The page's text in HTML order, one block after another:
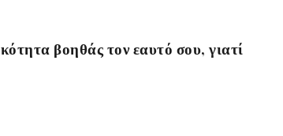
βοηθάς τον εαυτό σου, γιατί